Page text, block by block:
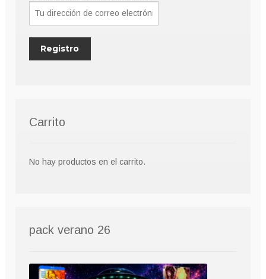
Carrito
No hay productos en el carrito.
pack verano 26